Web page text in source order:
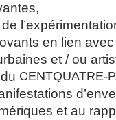
en lien
et / ou
CENTQUATRE-
et au